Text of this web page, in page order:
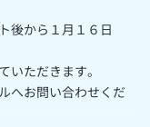
後から１月１６日
いただきます。
へお問い合わせくだ